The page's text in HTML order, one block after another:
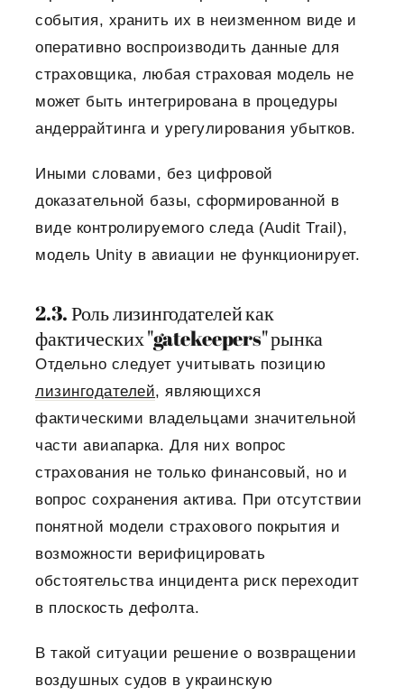
события, хранить их в неизменном виде и
оперативно воспроизводить данные для
страховщика, любая страховая модель не
может быть интегрирована в процедуры
андеррайтинга и урегулирования убытков.
Иными словами, без цифровой
доказательной базы, сформированной в
виде контролируемого следа (Audit Trail),
модель Unity в авиации не функционирует.
2.3. Роль лизингодателей как
фактических "gatekeepers" рынка
Отдельно следует учитывать позицию
лизингодателей, являющихся
фактическими владельцами значительной
части авиапарка. Для них вопрос
страхования не только финансовый, но и
вопрос сохранения актива. При отсутствии
понятной модели страхового покрытия и
возможности верифицировать
обстоятельства инцидента риск переходит
в плоскость дефолта.
В такой ситуации решение о возвращении
воздушных судов в украинскую